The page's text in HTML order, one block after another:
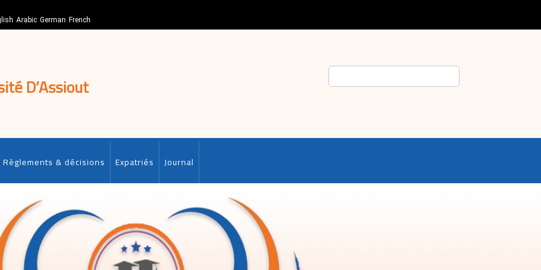
Arabic German French
D’Assiout
Règlements & décisions Expatriés Journal